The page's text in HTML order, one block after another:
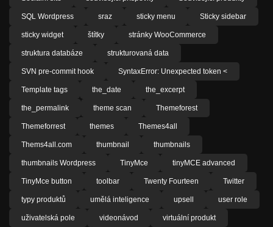
SQL Wordpress sraz sticky menu Sticky sidebar
sticky widget štítky stránky WooCommerce
struktura databáze strukturovaná data
SVN pre-commit hook SyntaxError: Unexpected token <
Template tags the_date the_excerpt
the_permalink theme scan Themeforest
Themeforrest themes Themes4all
Thems4all.com thumbnail thumbnails
thumbnails Wordpress TinyMce tinyMCE advanced
TinyMce button toolbar Twenty Fourteen Twitter
typy produktů umělá inteligence upsell user role
uživatelská pole videonávod virtuální produkt